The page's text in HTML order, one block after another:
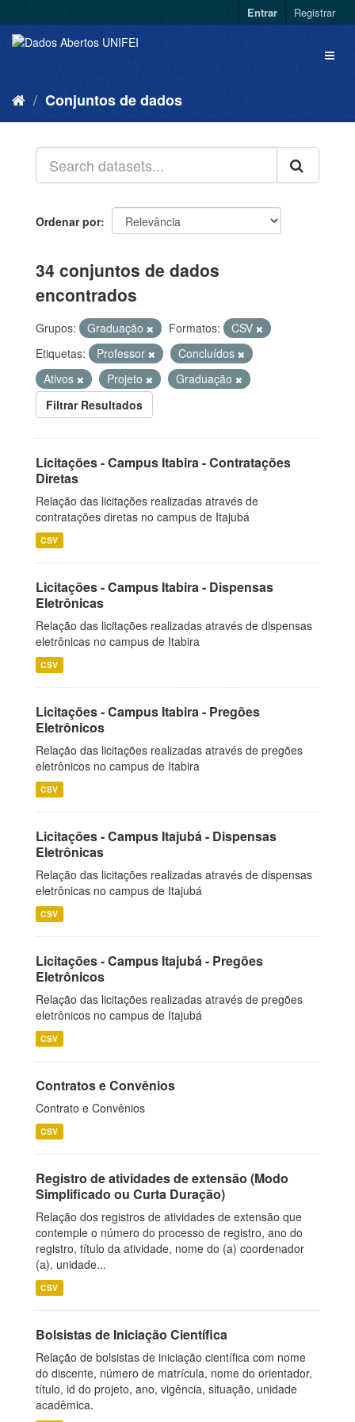
Entrar Registrar
Conjuntos de dados
Ordenar por
34 conjuntos de dados
encontrados
Grupos: Graduação Formatos:
CSV
Etiquetas:
Professor
Concluídos
Ativos
Projeto
Graduação
Filtrar Resultados
Licitações - Campus Itabira - Contratações
Diretas
Relação das licitações realizadas através de
contratações diretas no campus de Itajubá
CSV
Licitações - Campus Itabira - Dispensas
Eletrônicas
Relação das licitações realizadas através de dispensas
eletrônicas no campus de Itabira
CSV
Licitações - Campus Itabira - Pregões
Eletrônicos
Relação das licitações realizadas através de pregões
eletrônicos no campus de Itabira
CSV
Licitações - Campus Itajubá - Dispensas
Eletrônicas
Relação das licitações realizadas através de dispensas
eletrônicas no campus de Itajubá
CSV
Licitações - Campus Itajubá - Pregões
Eletrônicos
Relação das licitações realizadas através de pregões
eletrônicos no campus de Itajubá
CSV
Contratos e Convênios
Contrato e Convênios
CSV
Registro de atividades de extensão (Modo
Simplificado ou Curta Duração)
Relação dos registros de atividades de extensão que
contemple o número do processo de registro, ano do
registro, título da atividade, nome do (a) coordenador
(a), unidade...
CSV
Bolsistas de Iniciação Científica
Relação de bolsistas de iniciação científica com nome
do discente, número de matrícula, nome do orientador,
título, id do projeto, ano, vigência, situação, unidade
acadêmica.